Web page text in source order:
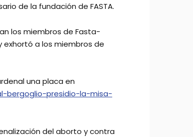
de la fundación de FASTA.
los miembros de Fasta-
exhortó a los miembros de
una placa en
bergoglio-presidio-la-misa-
del aborto y contra